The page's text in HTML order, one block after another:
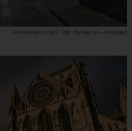
Snickelways in York, Bild: Karl Moran – Unsplash